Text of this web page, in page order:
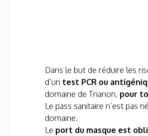
Dans le but de réduire les
d’un test PCR ou
domaine de Trianon, pour
Le pass sanitaire n’est pas
domaine.
Le port du masque est